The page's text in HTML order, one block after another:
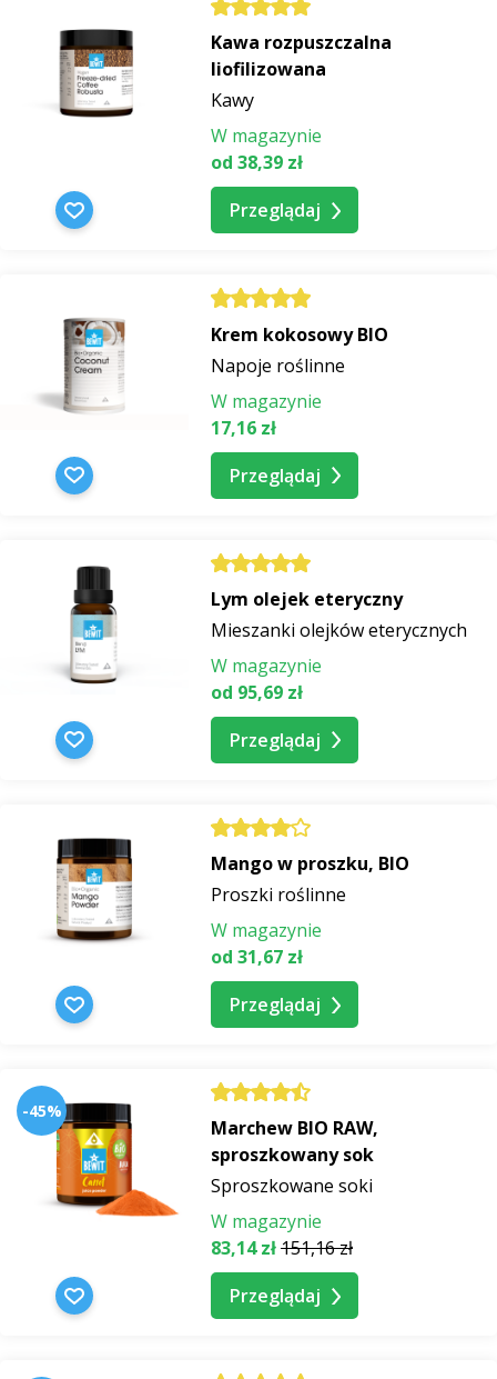
Kawa rozpuszczalna
liofilizowana
Kawy
W magazynie
od 38,39 zł
Przeglądaj
Krem kokosowy BIO
Napoje roślinne
W magazynie
17,16 zł
Przeglądaj
Lym olejek eteryczny
Mieszanki olejków eterycznych
W magazynie
od 95,69 zł
Przeglądaj
Mango w proszku, BIO
Proszki roślinne
W magazynie
od 31,67 zł
Przeglądaj
-45%
Marchew BIO RAW,
sproszkowany sok
Sproszkowane soki
W magazynie
83,14 zł151,16 zł
Przeglądaj